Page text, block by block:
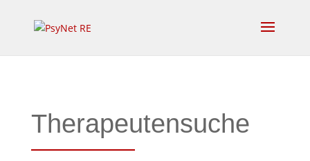
Therapeutensuche